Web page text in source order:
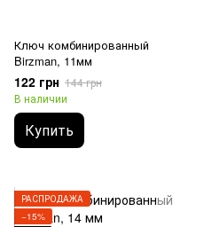
Ключ комбинированный
Birzman, 11мм
122 грн 144 грн
В наличии
Купить
РАСПРОДАЖА
−15%